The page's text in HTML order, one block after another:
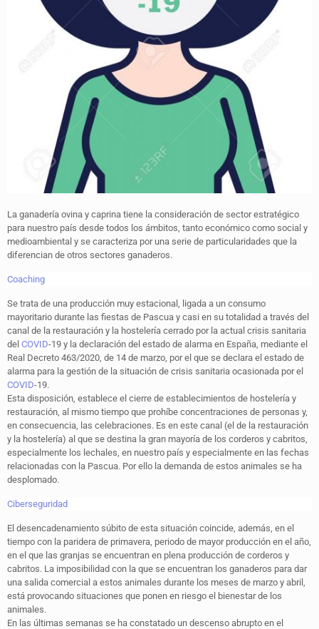
La ganadería ovina y caprina tiene la consideración de sector estratégico
para nuestro país desde todos los ámbitos, tanto económico como social y
medioambiental y se caracteriza por una serie de particularidades que la
diferencian de otros sectores ganaderos.
Coaching
Se trata de una producción muy estacional, ligada a un consumo
mayoritario durante las fiestas de Pascua y casi en su totalidad a través del
canal de la restauración y la hostelería cerrado por la actual crisis sanitaria
del COVID-19 y la declaración del estado de alarma en España, mediante el
Real Decreto 463/2020, de 14 de marzo, por el que se declara el estado de
alarma para la gestión de la situación de crisis sanitaria ocasionada por el
COVID-19.
Esta disposición, establece el cierre de establecimientos de hostelería y
restauración, al mismo tiempo que prohíbe concentraciones de personas y,
en consecuencia, las celebraciones. Es en este canal (el de la restauración
y la hostelería) al que se destina la gran mayoría de los corderos y cabritos,
especialmente los lechales, en nuestro país y especialmente en las fechas
relacionadas con la Pascua. Por ello la demanda de estos animales se ha
desplomado.
Ciberseguridad
El desencadenamiento súbito de esta situación coincide, además, en el
tiempo con la paridera de primavera, periodo de mayor producción en el año,
en el que las granjas se encuentran en plena producción de corderos y
cabritos. La imposibilidad con la que se encuentran los ganaderos para dar
una salida comercial a estos animales durante los meses de marzo y abril,
está provocando situaciones que ponen en riesgo el bienestar de los
animales.
En las últimas semanas se ha constatado un descenso abrupto en el